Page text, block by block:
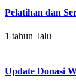
Pelatihan dan
1 tahun lalu
Update Donasi